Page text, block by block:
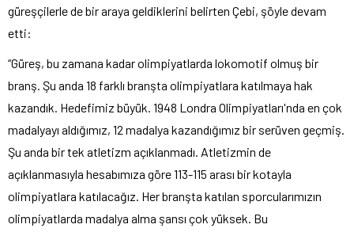
güreşçilerle de bir araya geldiklerini belirten Çebi, şöyle devam
etti:
“Güreş, bu zamana kadar olimpiyatlarda lokomotif olmuş bir
branş. Şu anda 18 farklı branşta olimpiyatlara katılmaya hak
kazandık. Hedefimiz büyük. 1948 Londra Olimpiyatları'nda en çok
madalyayı aldığımız, 12 madalya kazandığımız bir serüven geçmiş.
Şu anda bir tek atletizm açıklanmadı. Atletizmin de
açıklanmasıyla hesabımıza göre 113-115 arası bir kotayla
olimpiyatlara katılacağız. Her branşta katılan sporcularımızın
olimpiyatlarda madalya alma şansı çok yüksek. Bu